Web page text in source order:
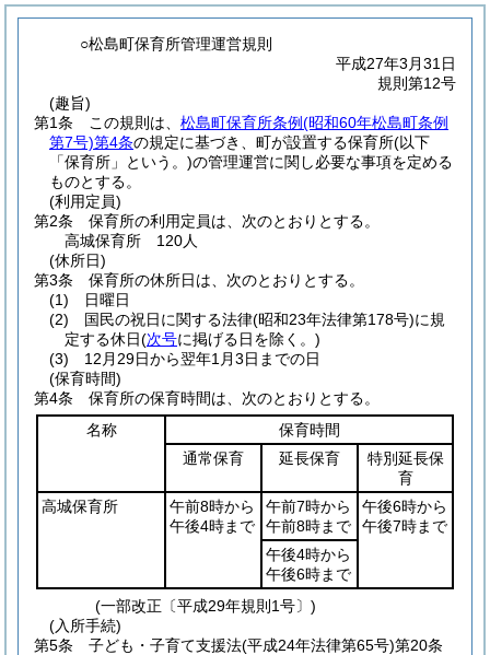
○松島町保育所管理運営規則
平成27年3月31日
規則第12号
(趣旨)
第1条
この規則は、 松島町保育所条例(昭和60年松島町条例
第7号)第4条の規定に基づき、町が設置する保育所(以下
「保育所」という。)の管理運営に関し必要な事項を定める
ものとする。
(利用定員)
第2条
保育所の利用定員は、次のとおりとする。
高城保育所 120人
(休所日)
第3条
保育所の休所日は、次のとおりとする。
(1)
日曜日
(2)
国民の祝日に関する法律(昭和23年法律第178号)に規
定する休日(次号に掲げる日を除く。)
(3)
12月29日から翌年1月3日までの日
(保育時間)
第4条
保育所の保育時間は、次のとおりとする。
名称
保育時間
通常保育
延長保育
特別延長保
育
高城保育所
午前8時から
午後4時まで
午前7時から
午前8時まで
午後6時から
午後7時まで
午後4時から
午後6時まで
(一部改正〔平成29年規則1号〕)
(入所手続)
第5条
子ども・子育て支援法(平成24年法律第65号)第20条